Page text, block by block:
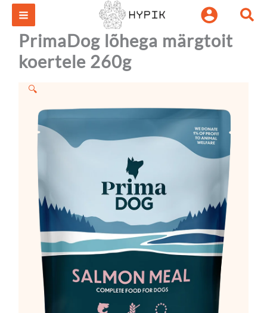
Skip
content
Otsi:
PrimaDog lõhega märgtoit
koertele 260g
🔍
PrimaDog
märgtoit
koertele
kogus